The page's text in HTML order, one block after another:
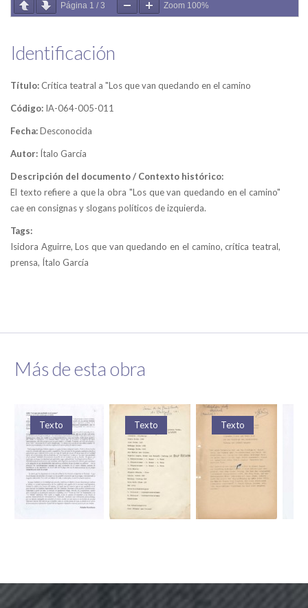
Página 1 / 3 Zoom 100%
Identificación
Título:Crítica teatral a "Los que van quedando en el camino
Código: IA-064-005-011
Fecha:Desconocida
Autor: Ítalo García
Descripción del documento / Contexto histórico:
El texto refiere a que la obra "Los que van quedando en el camino"
cae en consignas y slogans políticos de izquierda.
Tags:
Isidora Aguirre, Los que van quedando en el camino, crítica teatral,
prensa, Ítalo García
Más de esta obra
Texto Texto Texto